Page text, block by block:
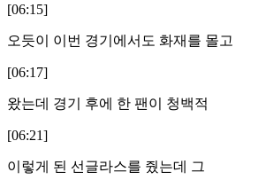
[06:15]
오듯이 이번 경기에서도 화재를 몰고
[06:17]
왔는데 경기 후에 한 팬이 청백적
[06:21]
이렇게 된 선글라스를 줬는데 그